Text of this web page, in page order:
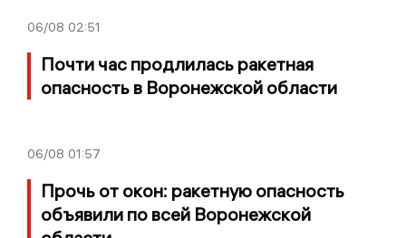
06/08 02:51
Почти час продлилась ракетная
опасность в Воронежской области
06/08 01:57
Прочь от окон: ракетную опасность
объявили по всей Воронежской